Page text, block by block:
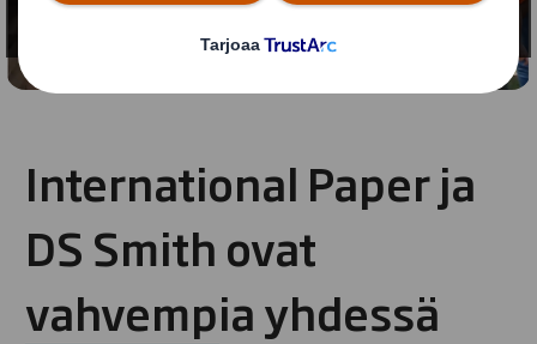
Muuta asetuksiani
International Paper ja
DS Smith ovat
vahvempia yhdessä